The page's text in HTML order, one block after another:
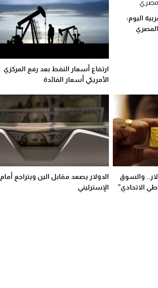
اليوم:
المصري
ارتفاع أسعار النفط بعد رفع المركزي
الأمريكي أسعار الفائدة
والسوق
الاتحادي”
الدولار يصعد مقابل الين ويتراجع أمام
الإسترليني